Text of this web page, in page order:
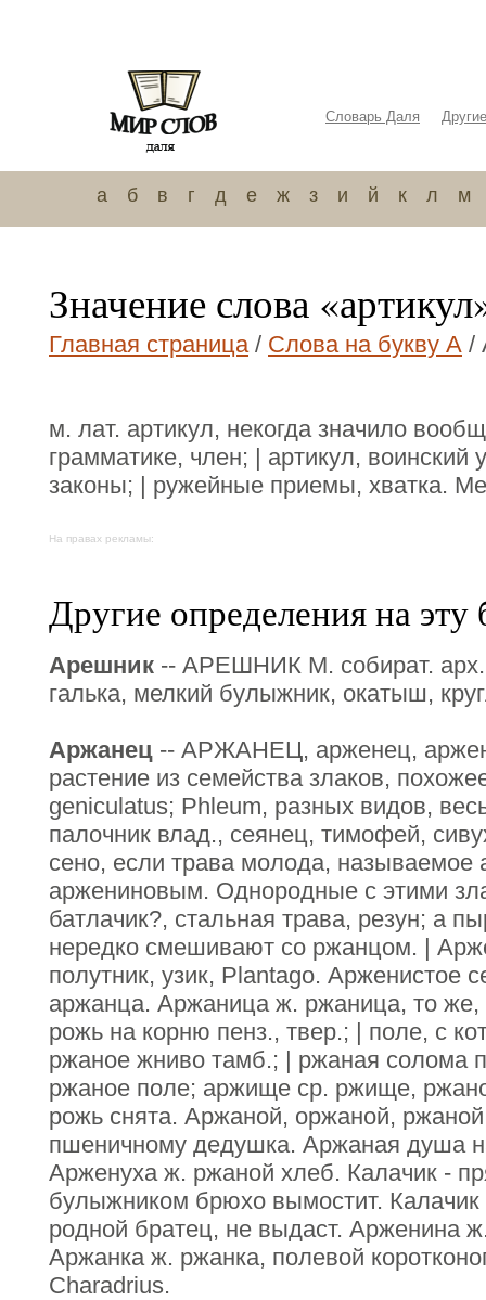
Словарь Даля
а б в г д е ж з и й к л м
Значение слова
Главная страница/ Слова на букву А /
м. лат. артикул, некогда значило
грамматике, член; | артикул,
законы; | ружейные приемы, хватка.
На правах рекламы:
Другие определения на эту
Арешник -- АРЕШНИК М. собират. арх.
галька, мелкий булыжник, окатыш,
Аржанец -- АРЖАНЕЦ, арженец,
растение из семейства злаков,
geniculatus; Phleum, разных видов,
палочник влад., сеянец, тимофей,
сено, если трава молода, называемое
аржениновым. Однородные с этими
батлачик?, стальная трава, резун; а
нередко смешивают со ржанцом. |
полутник, узик, Plantago. Арженистое
аржанца. Аржаница ж. ржаница, то
рожь на корню пенз., твер.; | поле, с
ржаное жниво тамб.; | ржаная солома
ржаное поле; аржище ср. ржище,
рожь снята. Аржаной, оржаной,
пшеничному дедушка. Аржаная душа
Арженуха ж. ржаной хлеб. Калачик -
булыжником брюхо вымостит. Калачик
родной братец, не выдаст. Арженина
Аржанка ж. ржанка, полевой
Charadrius.